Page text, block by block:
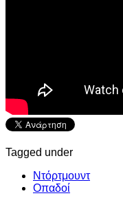
Tagged under
Ντόρτμουντ
Οπαδοί